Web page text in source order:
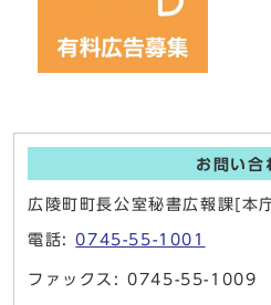
お問い合
広陵町町長公室秘書広報課[本
電話:0745-55-1001
ファックス: 0745-55-1009